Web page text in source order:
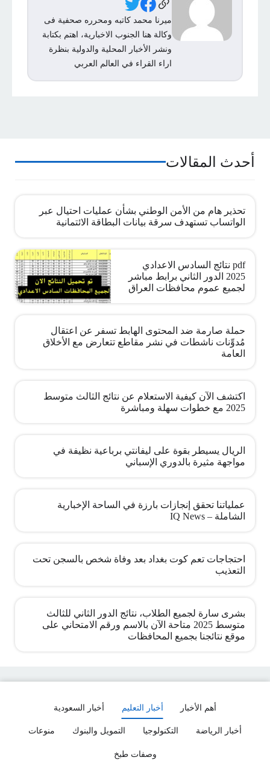
Social Links
ميرنا محمد كاتبه ومحرره صحفية فى
وكالة هنا الجنوب الاخبارية، اهتم بكتابة
ونشر الأخبار المحلية والدولية بنظرة
اراء القراء في العالم العربي
أحدث المقالات
تحذير هام من الأمن الوطني بشأن عمليات احتيال عبر
الواتساب تستهدف سرقة بيانات البطاقة الائتمانية
pdf نتائج السادس الاعدادي
2025 الدور الثاني برابط مباشر
لجميع عموم محافظات العراق
حملة صارمة ضد المحتوى الهابط تسفر عن اعتقال
مُدوِّنات ناشطات في نشر مقاطع تتعارض مع الأخلاق
العامة
اكتشف الآن كيفية الاستعلام عن نتائج الثالث متوسط
2025 مع خطوات سهلة ومباشرة
الريال يسيطر بقوة على ليفانتي برباعية نظيفة في
مواجهة مثيرة بالدوري الإسباني
عملياتنا تحقق إنجازات بارزة في الساحة الإخبارية
الشاملة – IQ News
احتجاجات تعم كوت بغداد بعد وفاة شخص بالسجن تحت
التعذيب
بشرى سارة لجميع الطلاب، نتائج الدور الثاني للثالث
متوسط 2025 متاحة الآن بالاسم ورقم الامتحاني على
موقع نتائجنا بجميع المحافظات
أهم الأخبار أخبار التعليم أخبار السعودية
أخبار الرياضة التكنولوجيا التمويل والبنوك منوعات
وصفات طبخ